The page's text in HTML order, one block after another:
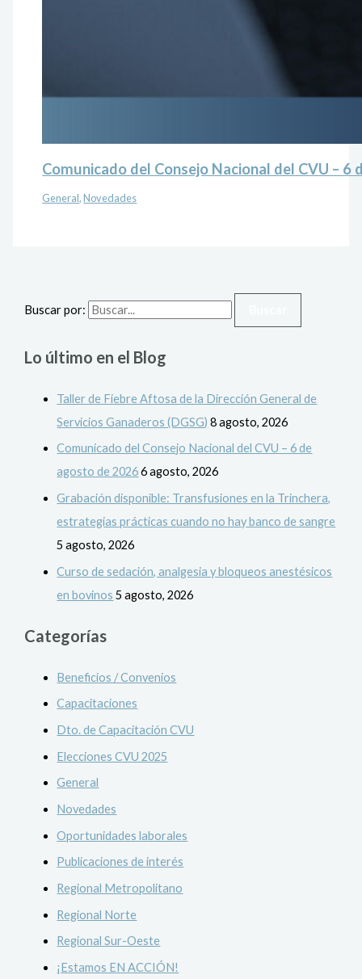
Comunicado del Consejo Nacional del CVU – 6
General,Novedades
Buscar por:
Lo último en el Blog
Taller de Fiebre Aftosa de la Dirección General de
Servicios Ganaderos (DGSG) 8 agosto, 2026
Comunicado del Consejo Nacional del CVU – 6 de
agosto de 2026 6 agosto, 2026
Grabación disponible: Transfusiones en la Trinchera,
estrategias prácticas cuando no hay banco de sangre
5 agosto, 2026
Curso de sedación, analgesia y bloqueos anestésicos
en bovinos 5 agosto, 2026
Categorías
Beneficios / Convenios
Capacitaciones
Dto. de Capacitación CVU
Elecciones CVU 2025
General
Novedades
Oportunidades laborales
Publicaciones de interés
Regional Metropolitano
Regional Norte
Regional Sur-Oeste
¡Estamos EN ACCIÓN!